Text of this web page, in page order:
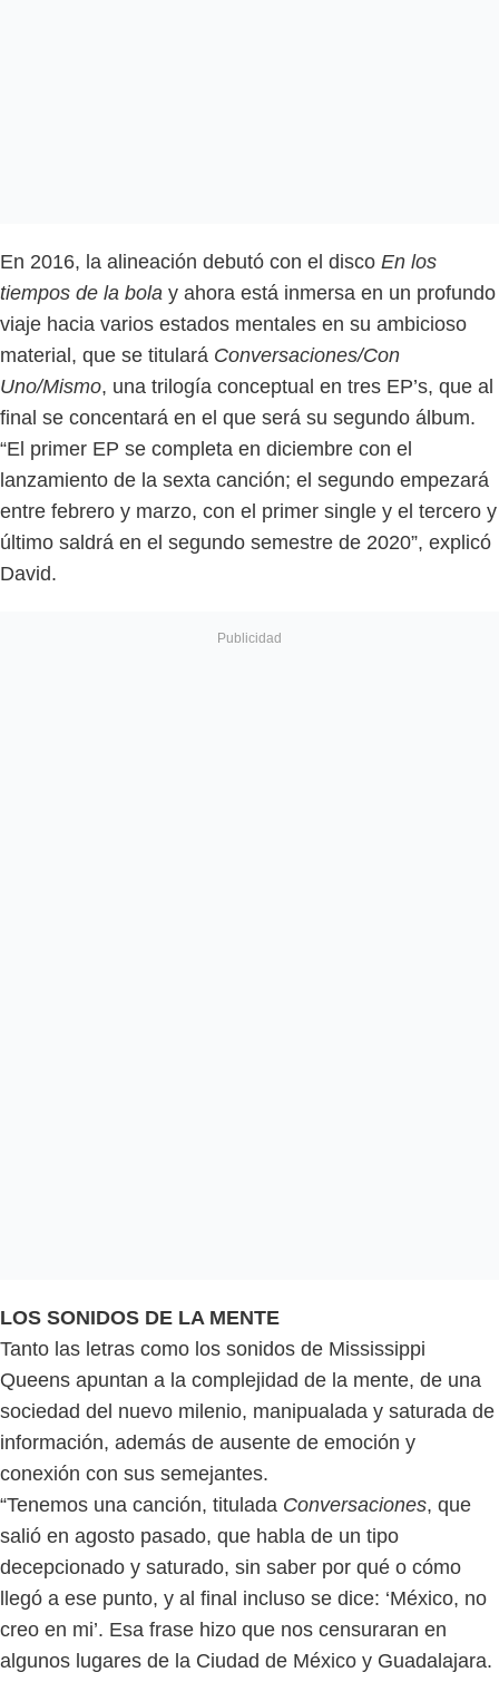
En 2016, la alineación debutó con el disco En los
tiempos de la bola y ahora está inmersa en un profundo
viaje hacia varios estados mentales en su ambicioso
material, que se titulará Conversaciones/Con
Uno/Mismo, una trilogía conceptual en tres EP’s, que al
final se concentará en el que será su segundo álbum.
“El primer EP se completa en diciembre con el
lanzamiento de la sexta canción; el segundo empezará
entre febrero y marzo, con el primer single y el tercero y
último saldrá en el segundo semestre de 2020”, explicó
David.
LOS SONIDOS DE LA MENTE
Tanto las letras como los sonidos de Mississippi
Queens apuntan a la complejidad de la mente, de una
sociedad del nuevo milenio, manipualada y saturada de
información, además de ausente de emoción y
conexión con sus semejantes.
“Tenemos una canción, titulada Conversaciones, que
salió en agosto pasado, que habla de un tipo
decepcionado y saturado, sin saber por qué o cómo
llegó a ese punto, y al final incluso se dice: ‘México, no
creo en mi’. Esa frase hizo que nos censuraran en
algunos lugares de la Ciudad de México y Guadalajara.